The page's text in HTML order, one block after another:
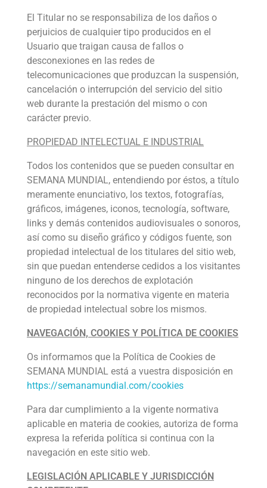
El Titular no se responsabiliza de los daños o
perjuicios de cualquier tipo producidos en el
Usuario que traigan causa de fallos o
desconexiones en las redes de
telecomunicaciones que produzcan la suspensión,
cancelación o interrupción del servicio del sitio
web durante la prestación del mismo o con
carácter previo.
PROPIEDAD INTELECTUAL E INDUSTRIAL
Todos los contenidos que se pueden consultar en
SEMANA MUNDIAL, entendiendo por éstos, a título
meramente enunciativo, los textos, fotografías,
gráficos, imágenes, iconos, tecnología, software,
links y demás contenidos audiovisuales o sonoros,
así como su diseño gráfico y códigos fuente, son
propiedad intelectual de los titulares del sitio web,
sin que puedan entenderse cedidos a los visitantes
ninguno de los derechos de explotación
reconocidos por la normativa vigente en materia
de propiedad intelectual sobre los mismos.
NAVEGACIÓN, COOKIES Y POLÍTICA DE COOKIES
Os informamos que la Política de Cookies de
SEMANA MUNDIAL está a vuestra disposición en
https://semanamundial.com/cookies
Para dar cumplimiento a la vigente normativa
aplicable en materia de cookies, autoriza de forma
expresa la referida política si continua con la
navegación en este sitio web.
LEGISLACIÓN APLICABLE Y JURISDICCIÓN